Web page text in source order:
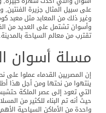
على سبيل المثال جزيرة الفنتين,
وغير ذلك من المعابد مثل معبد
وأسوان تشتمل على العديد من
تقترب من معالم السياحة بالمدينة.
مسلة أسوان
إن المصريين القدماء عملوا على
ينتهوا من نحتها ومن أجل هذا
التي تعود إلى عصر الملكة
حيث أنه تم البناء للكثير من
واحدة من الأماكن السياحية